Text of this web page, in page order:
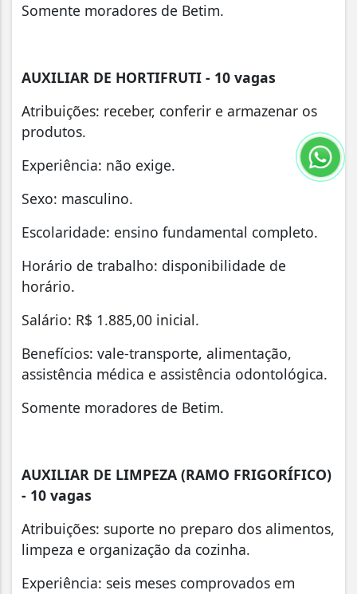
Somente moradores de Betim.
AUXILIAR DE HORTIFRUTI - 10 vagas
Atribuições: receber, conferir e armazenar os
produtos.
Experiência: não exige.
Sexo: masculino.
Escolaridade: ensino fundamental completo.
Horário de trabalho: disponibilidade de
horário.
Salário: R$ 1.885,00 inicial.
Benefícios: vale-transporte, alimentação,
assistência médica e assistência odontológica.
Somente moradores de Betim.
AUXILIAR DE LIMPEZA (RAMO FRIGORÍFICO)
- 10 vagas
Atribuições: suporte no preparo dos alimentos,
limpeza e organização da cozinha.
Experiência: seis meses comprovados em